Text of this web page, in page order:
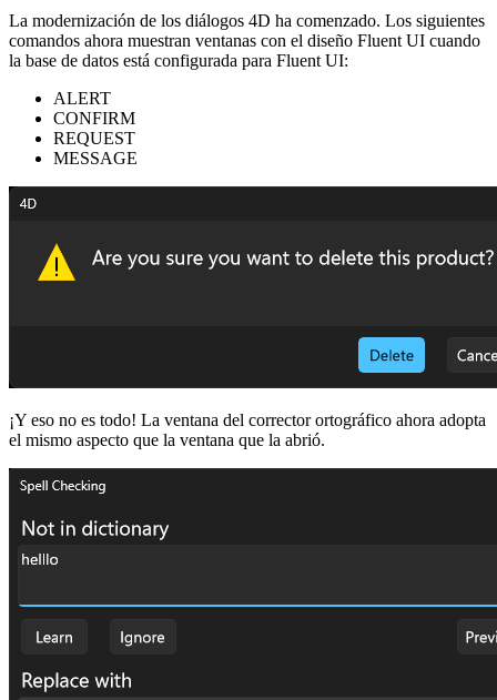
La modernización de los diálogos 4D ha comenzado. Los siguientes
comandos ahora muestran ventanas con el diseño Fluent UI cuando
la base de datos está configurada para Fluent UI:
ALERT
CONFIRM
REQUEST
MESSAGE
¡Y eso no es todo! La ventana del corrector ortográfico ahora adopta
el mismo aspecto que la ventana que la abrió.